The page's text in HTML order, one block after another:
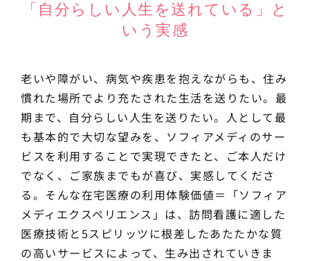
「自分らしい人生を送れている」と
いう実感
老いや障がい、病気や疾患を抱えながらも、住み
慣れた場所でより充たされた生活を送りたい。最
期まで、自分らしい人生を送りたい。人として最
も基本的で大切な望みを、ソフィアメディのサー
ビスを利用することで実現できたと、ご本人だけ
でなく、ご家族までもが喜び、実感してくださ
る。そんな在宅医療の利用体験価値＝「ソフィア
メディエクスペリエンス」は、訪問看護に適した
医療技術と5スピリッツに根差したあたたかな質
の高いサービスによって、生み出されていきま